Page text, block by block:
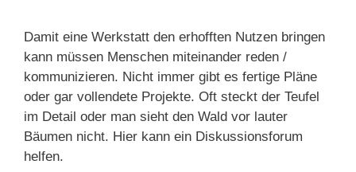
Damit eine Werkstatt den erhofften Nutzen bringen
kann müssen Menschen miteinander reden /
kommunizieren. Nicht immer gibt es fertige Pläne
oder gar vollendete Projekte. Oft steckt der Teufel
im Detail oder man sieht den Wald vor lauter
Bäumen nicht. Hier kann ein Diskussionsforum
helfen.